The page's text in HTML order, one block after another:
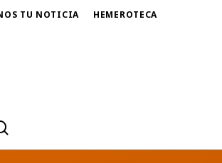
TU NOTICIA HEMEROTECA